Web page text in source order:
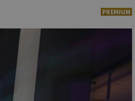
PREMIUM